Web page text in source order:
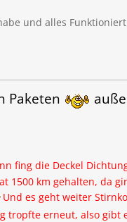
und alles
Paketen
fing die Deckel
km gehalten, da
Und es geht weiter
tropfte erneut, also gibt